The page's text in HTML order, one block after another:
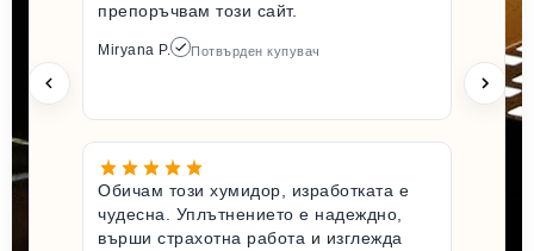
препоръчвам този сайт.
Miryana P. Потвърден купувач
Обичам този хумидор, изработката е
чудесна. Уплътнението е надеждно,
върши страхотна работа и изглежда